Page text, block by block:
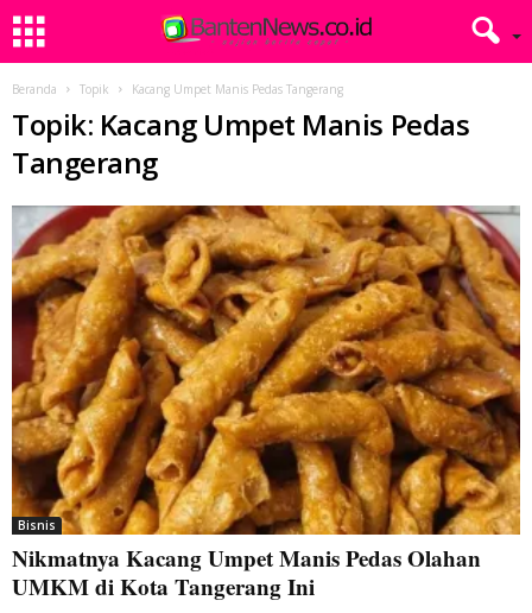
Beranda Topik Kacang Umpet Manis Pedas Tangerang
Topik: Kacang Umpet Manis Pedas
Tangerang
Bisnis
Nikmatnya Kacang Umpet Manis Pedas Olahan
UMKM di Kota Tangerang Ini